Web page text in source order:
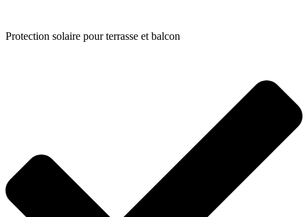
Protection solaire pour terrasse et balcon